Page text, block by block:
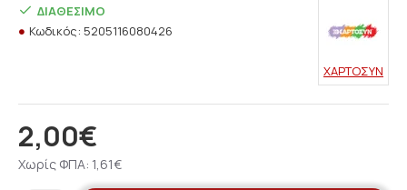
2,00€
Χωρίς ΦΠΑ: 1,61€
ΔΙΑΘΈΣΙΜΟ
Κωδικός: 5205116080426
ΧΑΡΤΟΣΥΝ